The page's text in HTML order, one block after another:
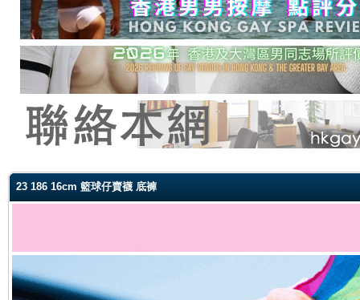
23 186 16cm 籃球仔賣襪 底褲